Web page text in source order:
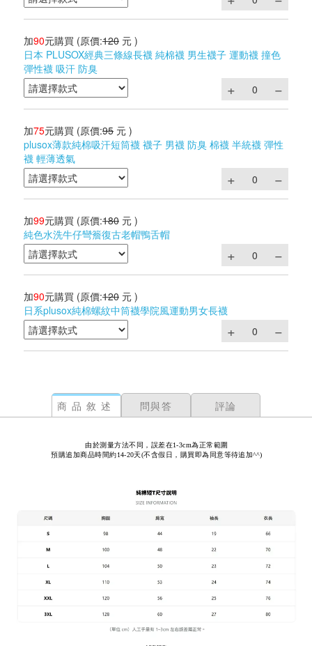
加90元購買 (原價:120 元 )
日本 PLUSOX經典三條線長襪 純棉襪 男生襪子 運動襪 撞色
彈性襪 吸汗 防臭
加75元購買 (原價:95 元 )
plusox薄款純棉吸汗短筒襪 襪子 男襪 防臭 棉襪 半統襪 彈性
襪 輕薄透氣
加99元購買 (原價:180 元 )
純色水洗牛仔彎簷復古老帽鴨舌帽
加90元購買 (原價:120 元 )
日系plusox純棉螺紋中筒襪學院風運動男女長襪
商品敘述 問與答 評論